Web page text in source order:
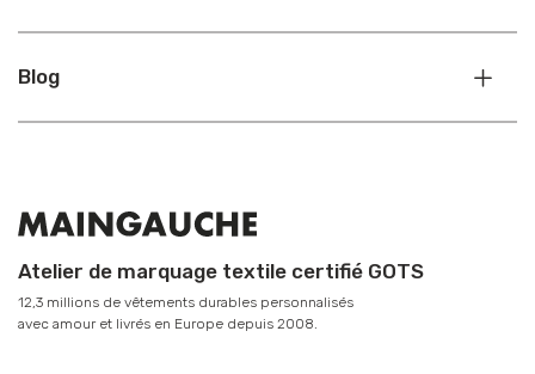
Blog
Atelier de marquage textile certifié GOTS
12,3 millions de vêtements durables personnalisés
avec amour et livrés en Europe depuis 2008.